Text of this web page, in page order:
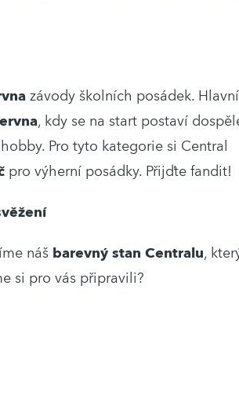
závody školních posádek.
, kdy se na start postaví
Pro tyto kategorie si Central
pro výherní posádky. Přijďte fandit!
náš barevný stan Centralu,
si pro vás připravili?